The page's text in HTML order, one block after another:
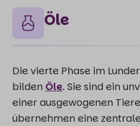
Öle
Die vierte Phase im
bilden Öle. Sie sind ein
einer ausgewogenen
übernehmen eine